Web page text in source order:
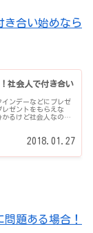
き合い始めなら
社会人で付き合い
ンデーなどにプレゼ
ゼントをもらえな
るけど社会人なのに
2018.01.27
題ある場合！